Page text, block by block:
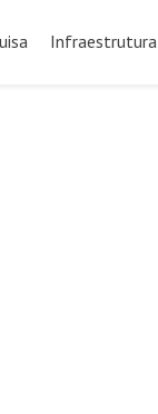
Infraestrutura